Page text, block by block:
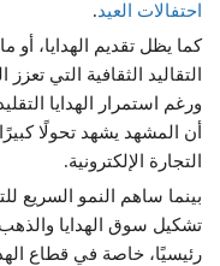
احتفالات العيد.
كما يظل تقديم الهدايا، أو
التقاليد الثقافية التي
ورغم استمرار الهدايا
أن المشهد يشهد تحولًا
التجارة الإلكترونية.
بينما ساهم النمو السريع
تشكيل سوق الهدايا
رئيسيًا، خاصة في قطاع